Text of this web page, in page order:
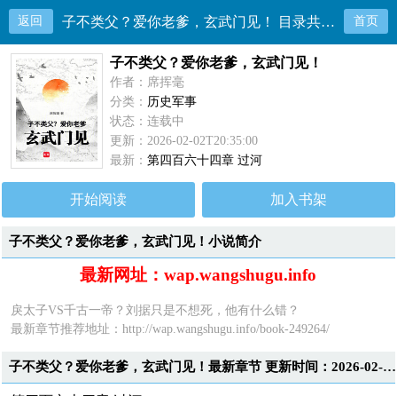
返回 子不类父？爱你老爹，玄武门见！ 目录共465章 首页
子不类父？爱你老爹，玄武门见！
作者：席挥毫
分类： 历史军事
状态：连载中
更新：2026-02-02T20:35:00
最新：第四百六十四章 过河
开始阅读 加入书架
子不类父？爱你老爹，玄武门见！小说简介
最新网址：wap.wangshugu.info
戾太子VS千古一帝？刘据只是不想死，他有什么错？
最新章节推荐地址：http://wap.wangshugu.info/book-249264/
子不类父？爱你老爹，玄武门见！最新章节 更新时间：2026-02-02T20:35:00